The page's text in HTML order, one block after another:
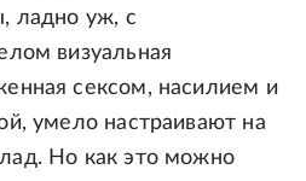
ладно уж, с
визуальная
сексом, насилием и
умело настраивают на
Но как это можно